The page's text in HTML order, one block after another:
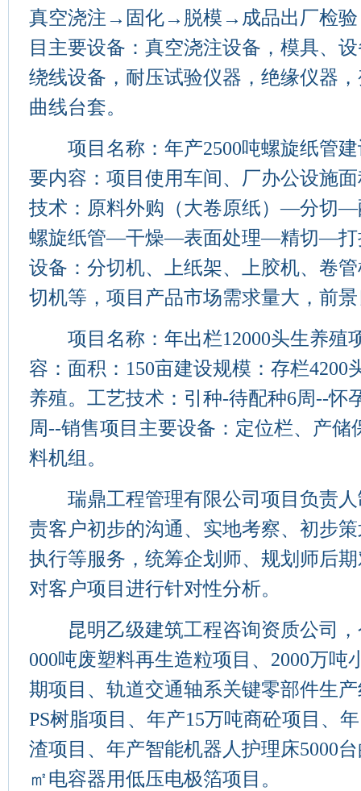
真空浇注→固化→脱模→成品出厂检
目主要设备：真空浇注设备，模具、
绕线设备，耐压试验仪器，绝缘仪器
曲线台套。
项目名称：年产2500吨螺旋纸管建
要内容：项目使用车间、厂办公设施
技术：原料外购（大卷原纸）—分切
螺旋纸管—干燥—表面处理—精切—打
设备：分切机、上纸架、上胶机、卷
切机等，项目产品市场需求量大，前
项目名称：年出栏12000头生养殖
容：面积：150亩建设规模：存栏4200
养殖。工艺技术：引种-待配种6周--怀
周--销售项目主要设备：定位栏、产储
料机组。
瑞鼎工程管理有限公司项目负责人
责客户初步的沟通、实地考察、初步
执行等服务，统筹企划师、规划师后
对客户项目进行针对性分析。
昆明乙级建筑工程咨询资质公司，
000吨废塑料再生造粒项目、2000万吨
期项目、轨道交通轴系关键零部件生
PS树脂项目、年产15万吨商砼项目、
渣项目、年产智能机器人护理床5000
㎡电容器用低压电极箔项目。